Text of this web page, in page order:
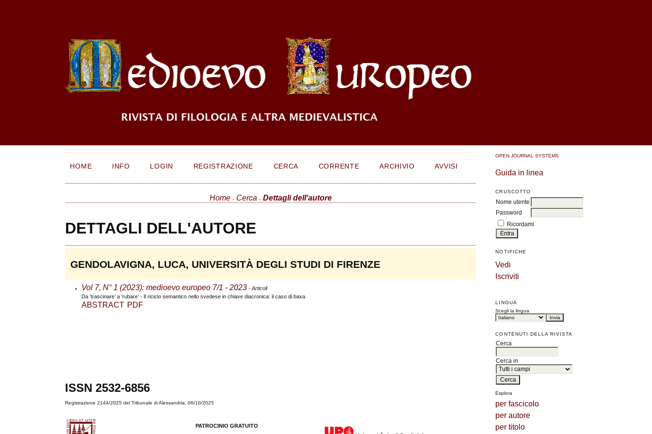
OPEN JOURNAL SYSTEMS
Guida in linea
CRUSCOTTO
Nome utente
Password
Ricordami
NOTIFICHE
Vedi
Iscriviti
LINGUA
Scegli la lingua
CONTENUTI DELLA RIVISTA
Cerca
Cerca in
Esplora
per fascicolo
per autore
per titolo
HOME INFO LOGIN REGISTRAZIONE CERCA CORRENTE ARCHIVIO AVVISI
Home > Cerca > Dettagli dell'autore
DETTAGLI DELL'AUTORE
GENDOLAVIGNA, LUCA, UNIVERSITÀ DEGLI STUDI DI FIRENZE
Vol 7, N° 1 (2023): medioevo europeo 7/1 - 2023- Articoli
Da ‘trascinare’ a ‘rubare’ - Il riciclo semantico nello svedese in chiave diacronica: il caso di baxa
ABSTRACT PDF
ISSN 2532-6856
Registrazione 2144/2025 del Tribunale di Alessandria, 06/10/2025
PATROCINIO GRATUITO